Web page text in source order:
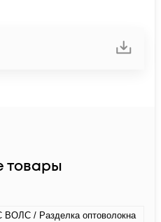
товары
ВОЛС / Разделка оптоволокна